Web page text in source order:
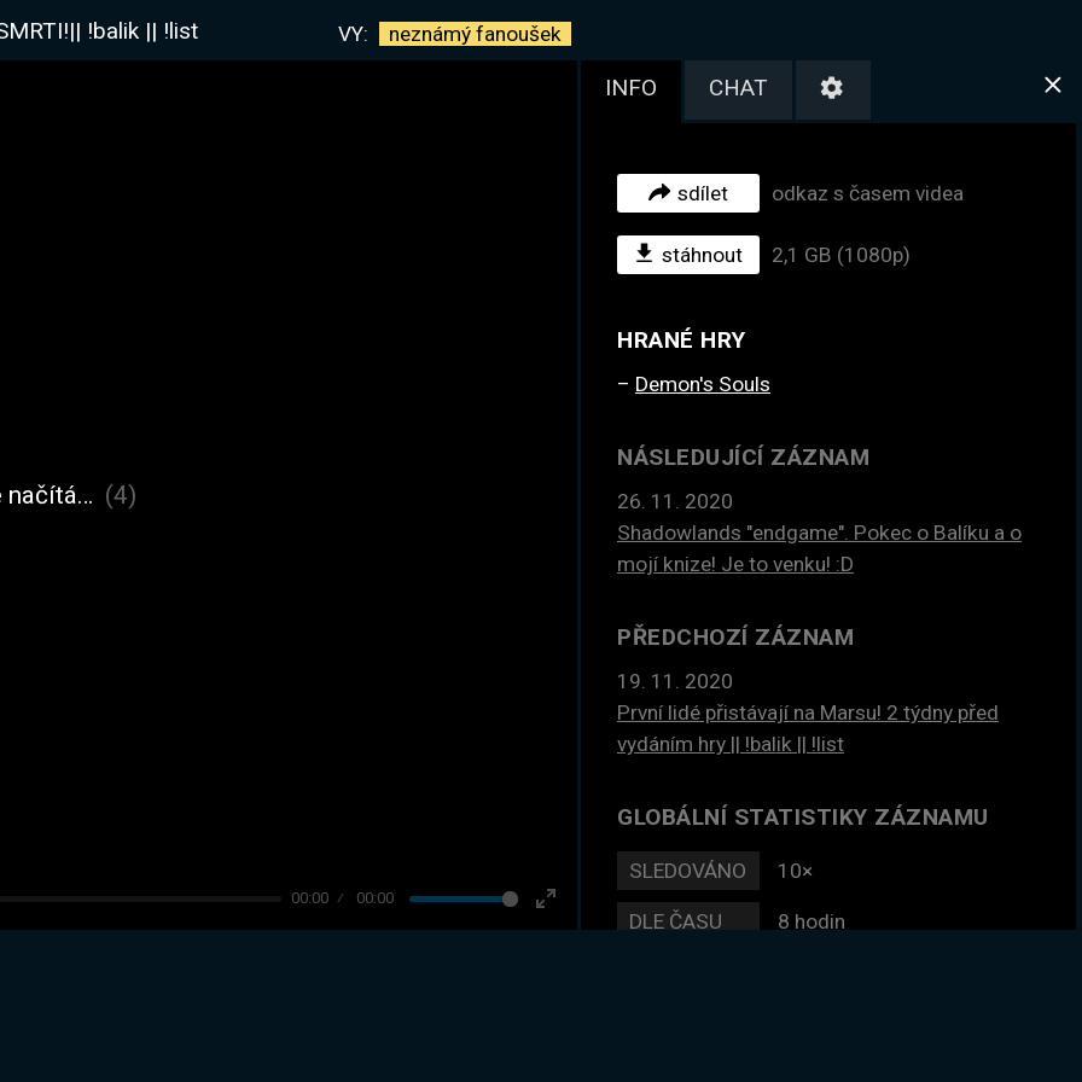
!balik || !list VY: neznámý fanoušek
00:00 00:00
Enter
načítá… (4)
INFO CHAT
sdílet odkaz s časem videa
stáhnout 2,1 GB (1080p)
HRANÉ HRY
Demon's Souls
NÁSLEDUJÍCÍ ZÁZNAM
26. 11. 2020
Shadowlands "endgame". Pokec o Balíku a o
mojí knize! Je to venku! :D
PŘEDCHOZÍ ZÁZNAM
19. 11. 2020
První lidé přistávají na Marsu! 2 týdny před
vydáním hry || !balik || !list
GLOBÁLNÍ STATISTIKY ZÁZNAMU
SLEDOVÁNO 10×
DLE ČASU 8 hodin